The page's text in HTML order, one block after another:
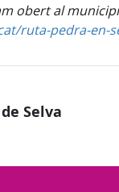
obert al
ruta-pedra-en-
Selva